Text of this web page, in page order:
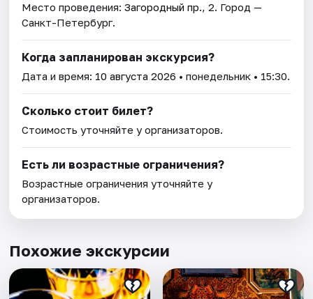
Место проведения:Загородный пр., 2. Город —
Санкт-Петербург.
Когда запланирован экскурсия?
Дата и время: 10 августа 2026 • понедельник • 15:30.
Сколько стоит билет?
Стоимость уточняйте у организаторов.
Есть ли возрастные ограничения?
Возрастные ограничения уточняйте у
организаторов.
Похожие экскурсии